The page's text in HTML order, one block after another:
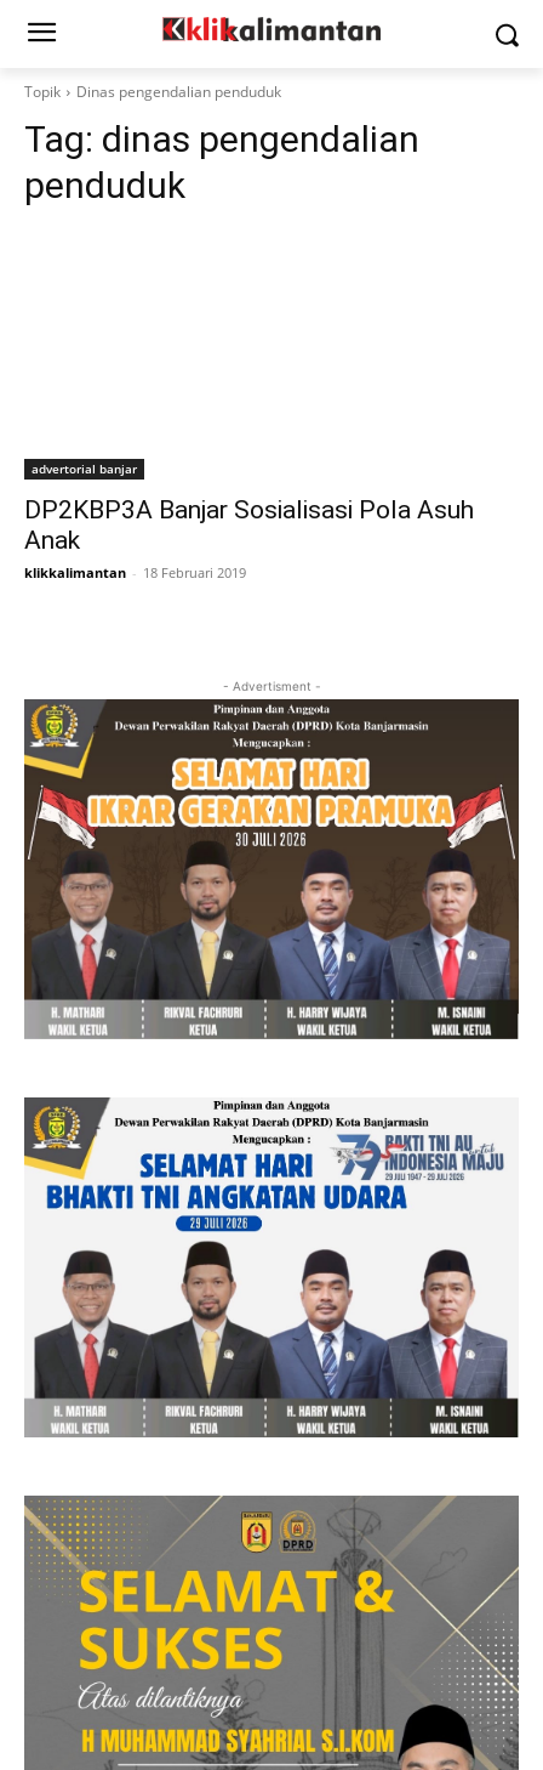
Topik Dinas pengendalian penduduk
Tag: dinas pengendalian
penduduk
advertorial banjar
DP2KBP3A Banjar Sosialisasi Pola Asuh
Anak
klikkalimantan - 18 Februari 2019
- Advertisment -